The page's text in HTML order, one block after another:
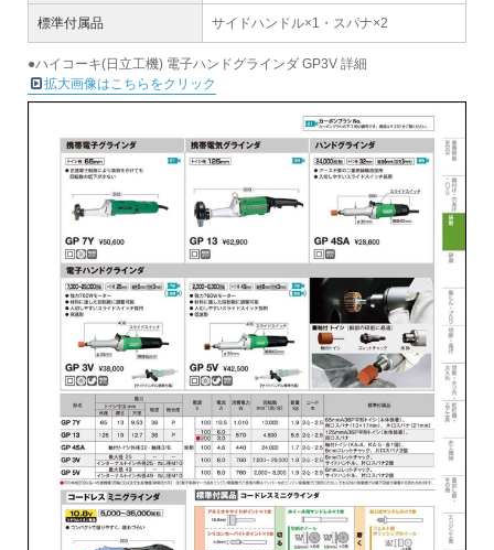
標準付属品 サイドハンドル×1・スパナ×2
●ハイコーキ(日立工機) 電子ハンドグラインダ GP3V 詳細
拡大画像はこちらをクリック